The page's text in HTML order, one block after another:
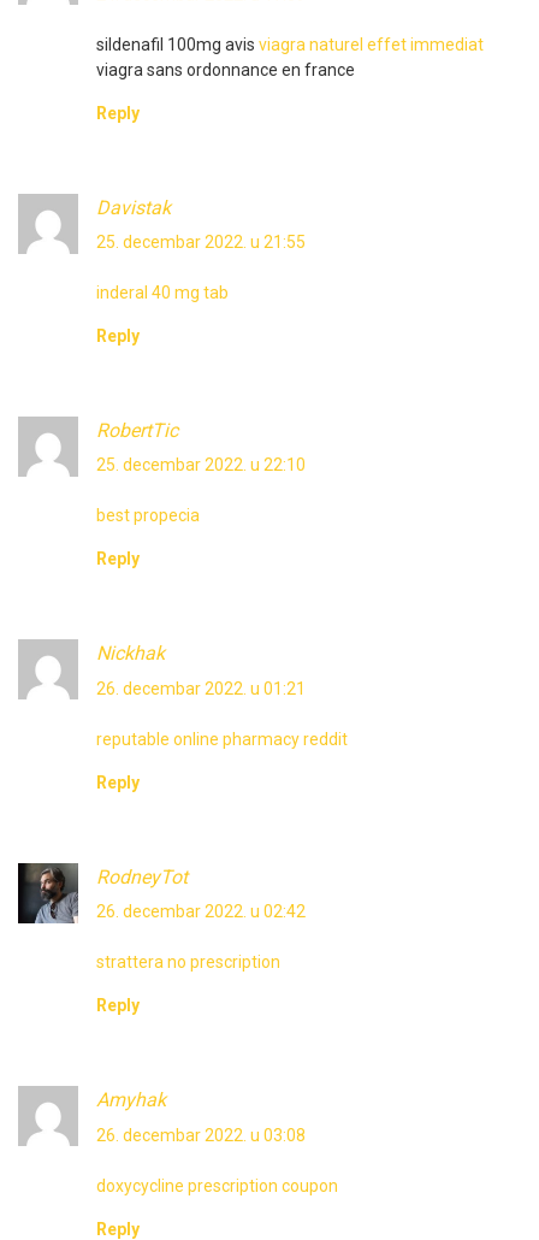
sildenafil 100mg avis viagra naturel effet immediat
viagra sans ordonnance en france
Reply
Davistak
25. decembar 2022. u 21:55
inderal 40 mg tab
Reply
RobertTic
25. decembar 2022. u 22:10
best propecia
Reply
Nickhak
26. decembar 2022. u 01:21
reputable online pharmacy reddit
Reply
RodneyTot
26. decembar 2022. u 02:42
strattera no prescription
Reply
Amyhak
26. decembar 2022. u 03:08
doxycycline prescription coupon
Reply